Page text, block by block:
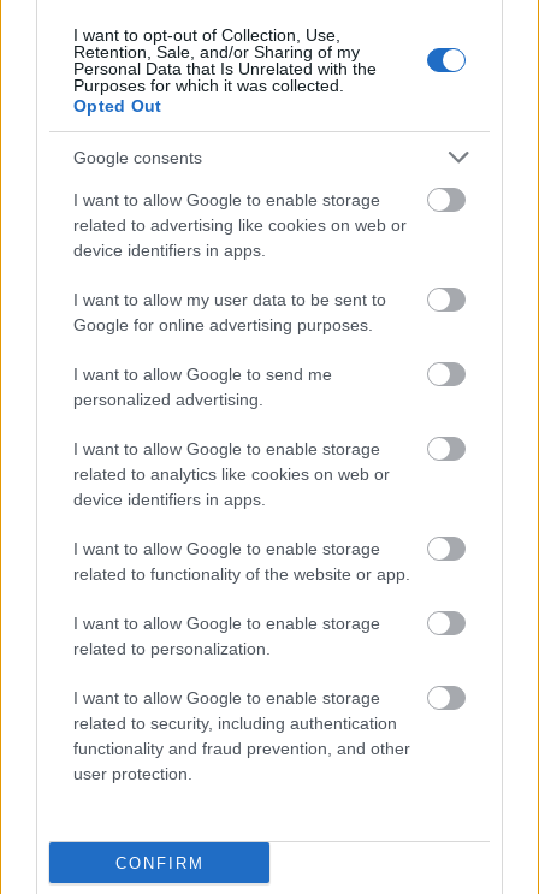
I want to opt-out of Collection, Use,
Retention, Sale, and/or Sharing of my
Personal Data that Is Unrelated with the
Purposes for which it was collected.
Opted Out
Google consents
I want to allow Google to enable storage
related to advertising like cookies on web or
device identifiers in apps.
I want to allow my user data to be sent to
Google for online advertising purposes.
I want to allow Google to send me
personalized advertising.
I want to allow Google to enable storage
related to analytics like cookies on web or
device identifiers in apps.
I want to allow Google to enable storage
related to functionality of the website or app.
I want to allow Google to enable storage
related to personalization.
I want to allow Google to enable storage
related to security, including authentication
functionality and fraud prevention, and other
user protection.
CONFIRM
zsetonos
2 hónapja
13330 D
Puskás Akadémia - MTK
Döntetlen (1X2)
05.15. 20:00
Utolsó forduló.
cooler20
2 hónapja
02202 V
C. Ruud - L. Darderi
L. Darderi (2. játszma győztese)
pitör
2 hónapja
Helló tippsterek!